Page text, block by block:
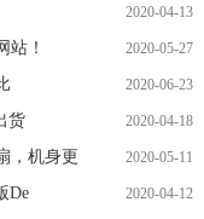
2020-04-13
站！ 2020-05-27
2020-06-23
货 2020-04-18
，机身更 2020-05-11
De 2020-04-12